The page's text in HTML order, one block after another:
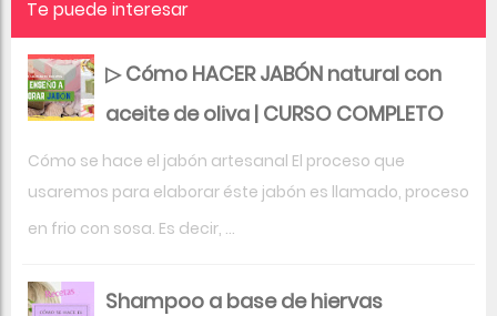
Te puede interesar
▷ Cómo HACER JABÓN natural con
aceite de oliva | CURSO COMPLETO
Cómo se hace el jabón artesanal El proceso que
usaremos para elaborar éste jabón es llamado, proceso
en frio con sosa. Es decir, ...
Shampoo a base de hiervas